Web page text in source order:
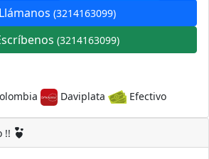
Llámanos (3214163099)
(3214163099)
Daviplata Efectivo
!!